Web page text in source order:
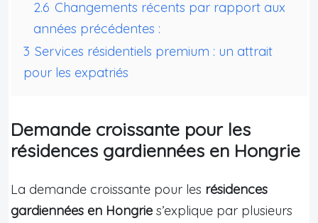
2.6 Changements récents par rapport aux
années précédentes :
3 Services résidentiels premium : un attrait
pour les expatriés
Demande croissante pour les
résidences gardiennées en Hongrie
La demande croissante pour les résidences
gardiennées en Hongrie s’explique par plusieurs